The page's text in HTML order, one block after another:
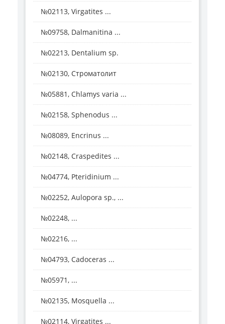
№02113, Virgatites ...
№09758, Dalmanitina ...
№02213, Dentalium sp.
№02130, Строматолит
№05881, Chlamys varia ...
№02158, Sphenodus ...
№08089, Encrinus ...
№02148, Craspedites ...
№04774, Pteridinium ...
№02252, Aulopora sp., ...
№02248, ...
№02216, ...
№04793, Cadoceras ...
№05971, ...
№02135, Mosquella ...
№02114, Virgatites ...